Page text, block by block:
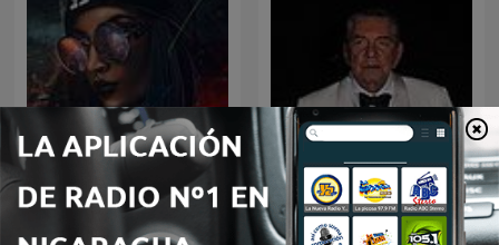
Vevo Reggaetón Podcast
Marco Antonio Muñiz en
Noche de Romance